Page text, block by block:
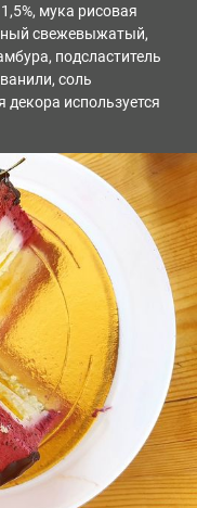
мука рисовая
свежевыжатый,
подсластитель
соль
используется